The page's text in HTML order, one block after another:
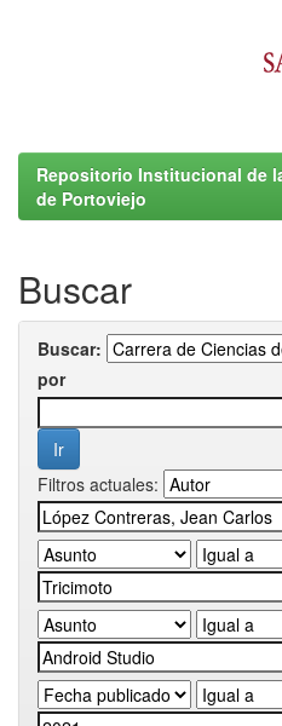
Repositorio Institucional de
de Portoviejo
Buscar
Buscar:
por
Filtros actuales: